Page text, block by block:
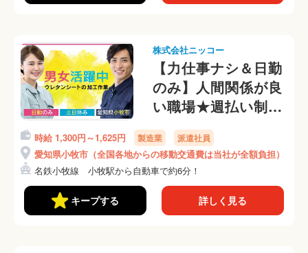
株式会社ニッコー
【力仕事ナシ＆日勤
のみ】人間関係が良
い職場★週払い制度
あり★土日休み★ウ
レタンシートの加工
作業(280-1)
時給 1,300円～1,625円 製造業 派遣社員
愛知県小牧市（全国各地からの移動交通費は当社が全額負担）
名鉄小牧線 小牧駅から自動車で約6分！
キープする 詳しく見る